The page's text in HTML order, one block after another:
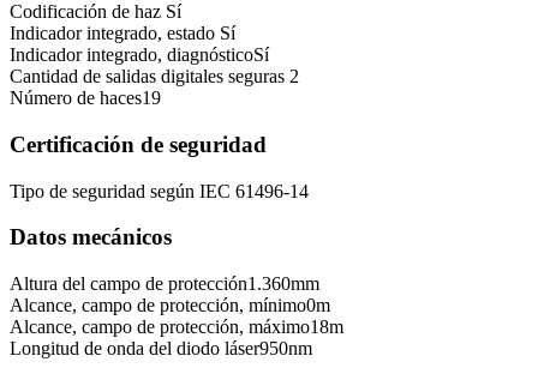
Codificación de haz Sí
Indicador integrado, estado Sí
Indicador integrado, diagnósticoSí
Cantidad de salidas digitales seguras 2
Número de haces19
Certificación de seguridad
Tipo de seguridad según IEC 61496-14
Datos mecánicos
Altura del campo de protección1.360mm
Alcance, campo de protección, mínimo0m
Alcance, campo de protección, máximo18m
Longitud de onda del diodo láser950nm